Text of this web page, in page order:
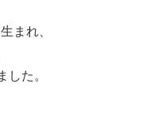
まれ、
した。